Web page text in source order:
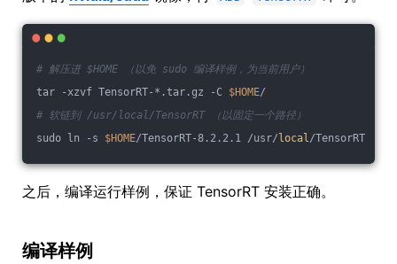
# 解压进 $HOME （以免 sudo 编译样例，为当前用户）
tar -xzvf TensorRT-*.tar.gz -C $HOME/
# 软链到 /usr/local/TensorRT （以固定一个路径）
sudo ln -s $HOME/TensorRT-8.2.2.1 /usr/ local/TensorRT
之后，编译运行样例，保证 TensorRT 安装正确。
编译样例